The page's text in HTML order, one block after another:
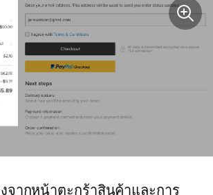
จากหน้าตะกร้าสินค้าและการ